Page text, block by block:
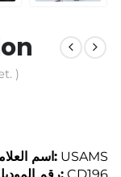
)
اسم العلامة التجارية: USAMS